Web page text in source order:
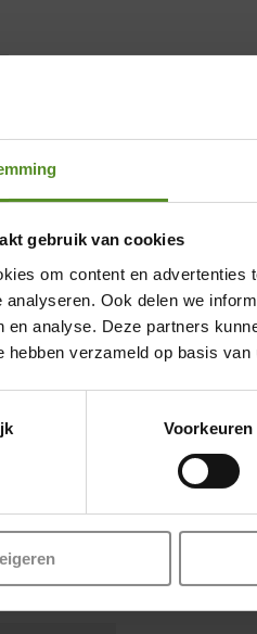
gebruik van cookies
om content en
analyseren. Ook delen we
en analyse. Deze partners
hebben verzameld op basis
Voorkeuren
velden zijn gemarkeerd